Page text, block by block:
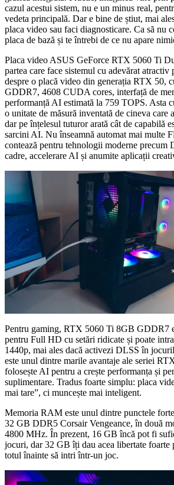
cazul acestui sistem, nu e un minus real,
vedeta principală. Dar e bine de știut, mai
placa video sau faci diagnosticare. Ca să nu
placa de bază și te întrebi de ce nu apare
Placa video ASUS GeForce RTX 5060 Ti
partea care face sistemul cu adevărat
despre o placă video din generația RTX 50,
GDDR7, 4608 CUDA cores, interfață de
performanță AI estimată la 759 TOPS. Asta
o unitate de măsură inventată de cineva care
dar pe înțelesul tuturor arată cât de capabilă
sarcini AI. Nu înseamnă automat mai multe
contează pentru tehnologii moderne precum
cadre, accelerare AI și anumite aplicații
Pentru gaming, RTX 5060 Ti 8GB GDDR7
pentru Full HD cu setări ridicate și poate
1440p, mai ales dacă activezi DLSS în
este unul dintre marile avantaje ale seriei
folosește AI pentru a crește performanța și
suplimentare. Tradus foarte simplu: placa
mai tare”, ci muncește mai inteligent.
Memoria RAM este unul dintre punctele
32 GB DDR5 Corsair Vengeance, în două
4800 MHz. În prezent, 16 GB încă pot fi
jocuri, dar 32 GB îți dau acea libertate foarte
totul înainte să intri într-un joc.